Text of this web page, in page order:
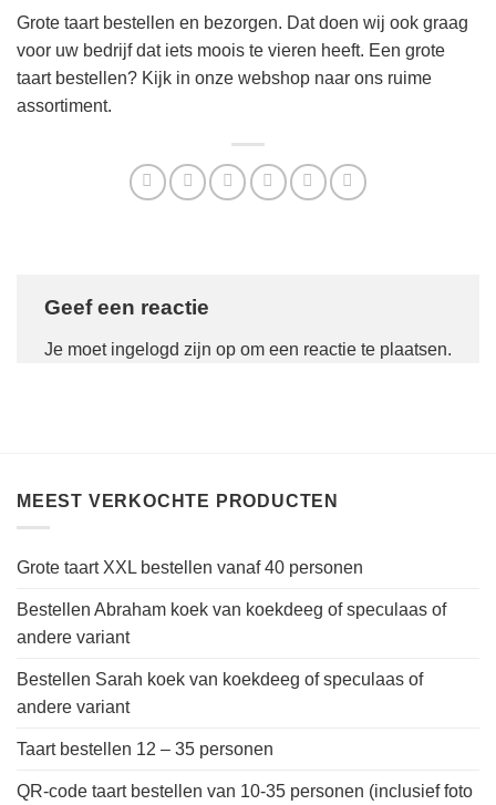
Grote taart bestellen en bezorgen. Dat doen wij ook graag
voor uw bedrijf dat iets moois te vieren heeft. Een grote
taart bestellen? Kijk in onze webshop naar ons ruime
assortiment.
Geef een reactie
Je moet ingelogd zijn op om een reactie te plaatsen.
MEEST VERKOCHTE PRODUCTEN
Grote taart XXL bestellen vanaf 40 personen
Bestellen Abraham koek van koekdeeg of speculaas of
andere variant
Bestellen Sarah koek van koekdeeg of speculaas of
andere variant
Taart bestellen 12 – 35 personen
QR-code taart bestellen van 10-35 personen (inclusief foto